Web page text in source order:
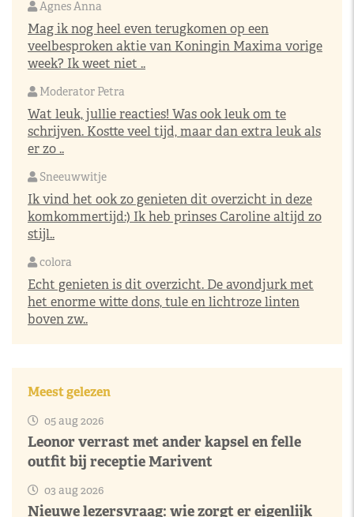
Agnes Anna
Mag ik nog heel even terugkomen op een
veelbesproken aktie van Koningin Maxima vorige
week? Ik weet niet ..
Moderator Petra
Wat leuk, jullie reacties! Was ook leuk om te
schrijven. Kostte veel tijd, maar dan extra leuk als
er zo ..
Sneeuwwitje
Ik vind het ook zo genieten dit overzicht in deze
komkommertijd:) Ik heb prinses Caroline altijd zo
stijl..
colora
Echt genieten is dit overzicht. De avondjurk met
het enorme witte dons, tule en lichtroze linten
boven zw..
Meest gelezen
05 aug 2026
Leonor verrast met ander kapsel en felle
outfit bij receptie Marivent
03 aug 2026
Nieuwe lezersvraag: wie zorgt er eigenlijk